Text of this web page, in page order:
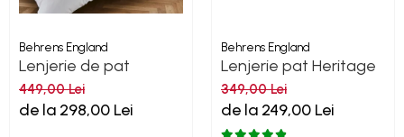
Behrens England
Lenjerie de pat
Heritage Collection
Wide-Narrow 400TC
449,00 Lei
de la 298,00 Lei
Behrens England
Lenjerie pat Heritage
Sateen Stripe Alb
200TC
349,00 Lei
de la 249,00 Lei